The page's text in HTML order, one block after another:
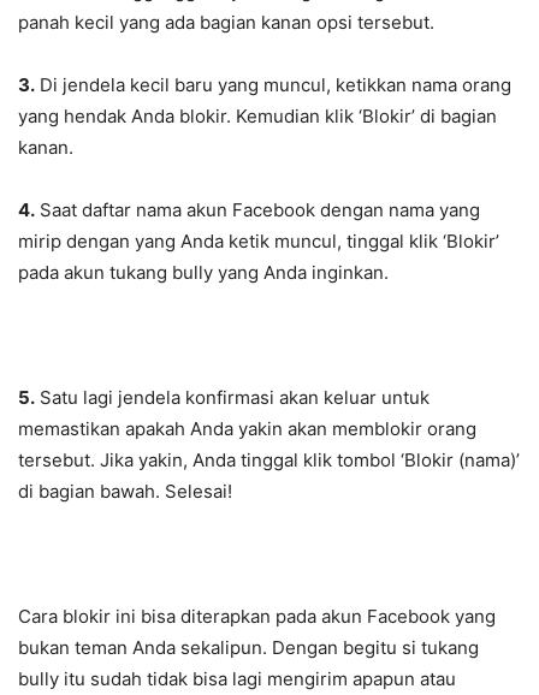
panah kecil yang ada bagian kanan opsi tersebut.
3. Di jendela kecil baru yang muncul, ketikkan nama orang
yang hendak Anda blokir. Kemudian klik ‘Blokir’ di bagian
kanan.
4. Saat daftar nama akun Facebook dengan nama yang
mirip dengan yang Anda ketik muncul, tinggal klik ‘Blokir’
pada akun tukang bully yang Anda inginkan.
5. Satu lagi jendela konfirmasi akan keluar untuk
memastikan apakah Anda yakin akan memblokir orang
tersebut. Jika yakin, Anda tinggal klik tombol ‘Blokir (nama)’
di bagian bawah. Selesai!
Cara blokir ini bisa diterapkan pada akun Facebook yang
bukan teman Anda sekalipun. Dengan begitu si tukang
bully itu sudah tidak bisa lagi mengirim apapun atau